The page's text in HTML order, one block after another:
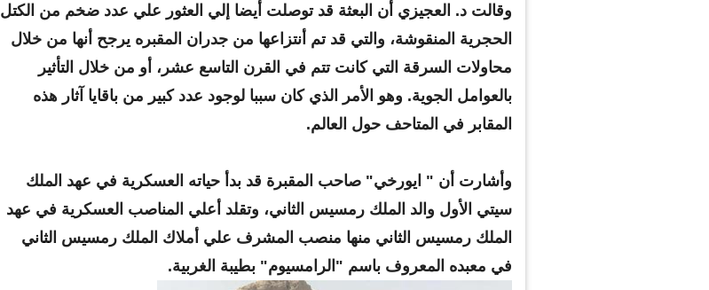
وقالت د. العجيزي أن البعثة قد توصلت أيضا إلي العثور علي عدد ضخم من الكتل
الحجرية المنقوشة، والتي قد تم أنتزاعها من جدران المقبره يرجح أنها من خلال
محاولات السرقة التي كانت تتم في القرن التاسع عشر، أو من خلال التأثير
بالعوامل الجوية. وهو الأمر الذي كان سببا لوجود عدد كبير من باقايا آثار هذه
المقابر في المتاحف حول العالم.
وأشارت أن " ايورخي" صاحب المقبرة قد بدأ حياته العسكرية في عهد الملك
سيتي الأول والد الملك رمسيس الثاني، وتقلد أعلي المناصب العسكرية في عهد
الملك رمسيس الثاني منها منصب المشرف علي أملاك الملك رمسيس الثاني
في معبده المعروف باسم "الرامسيوم" بطيبة الغربية.
مصر تعلق في بيان رسمي على
انسحاب أمريكا من الاتفاق النووي
الإيراني
العهده العمريه في عربات المترو